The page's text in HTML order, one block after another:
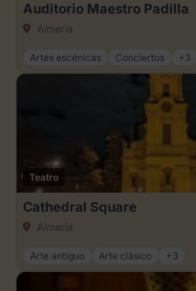
Auditorio Maestro Padilla
Almería
Artes escénicas Conciertos +3
Teatro
Cathedral Square
Almería
Arte antiguo Arte clásico +3